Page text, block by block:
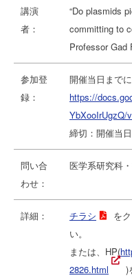
講演
者：
“Do plasmids
committing to
Professor Gad
参加登
録：
開催当日まで
https://
YbXooIrUgzQ/
締切：開催当日
問い合
わせ：
医学系研究科
詳細： チラシ
を
い。
または、HP(
2826.html
)